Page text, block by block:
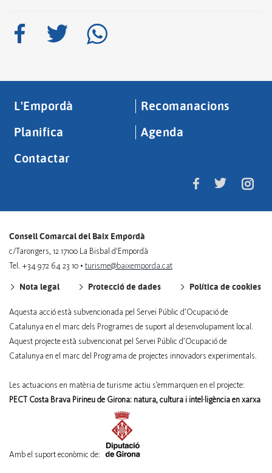
L'Empordà
Recomanacions
Planifica
Agenda
Contactar
Consell Comarcal del Baix Empordà
c/Tarongers, 12 17100 La Bisbal d'Empordà
Tel. +34 972 64 23 10 • turisme@baixemporda.cat
Nota legal Protecció de dades Política de cookies
Aquesta acció està subvencionada pel Servei Públic d’Ocupació de
Catalunya en el marc dels Programes de suport al desenvolupament local.
Aquest projecte està subvencionat pel Servei Públic d’Ocupació de
Catalunya en el marc del Programa de projectes innovadors experimentals.
Les actuacions en matèria de turisme actiu s’emmarquen en el projecte:
PECT Costa Brava Pirineu de Girona: natura, cultura i intel·ligència en xarxa
Amb el suport econòmic de: